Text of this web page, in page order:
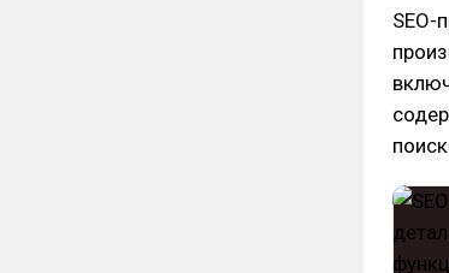
SEO-